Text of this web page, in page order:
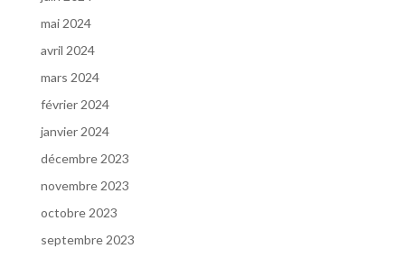
mai 2024
avril 2024
mars 2024
février 2024
janvier 2024
décembre 2023
novembre 2023
octobre 2023
septembre 2023